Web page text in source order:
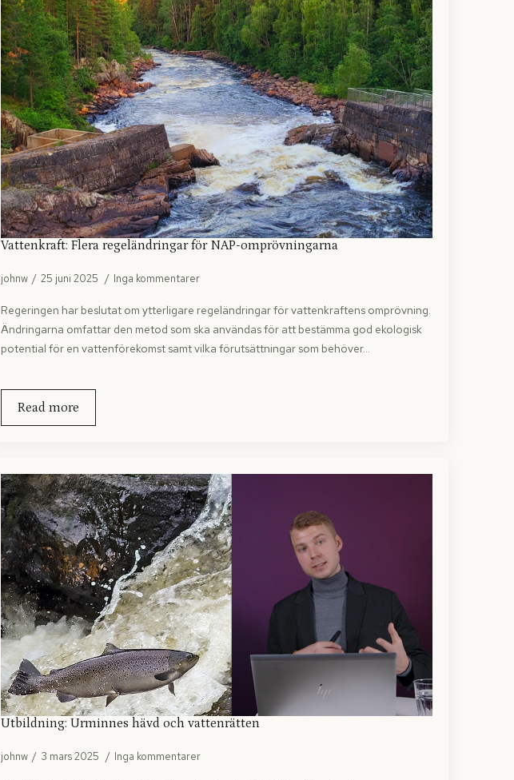
Vattenkraft: Flera regeländringar för NAP-omprövningarna
johnw 25 juni 2025 Inga kommentarer
Regeringen har beslutat om ytterligare regeländringar för vattenkraftens omprövning.
Ändringarna omfattar den metod som ska användas för att bestämma god ekologisk
potential för en vattenförekomst samt vilka förutsättningar som behöver…
Read more
Utbildning: Urminnes hävd och vattenrätten
johnw 3 mars 2025 Inga kommentarer